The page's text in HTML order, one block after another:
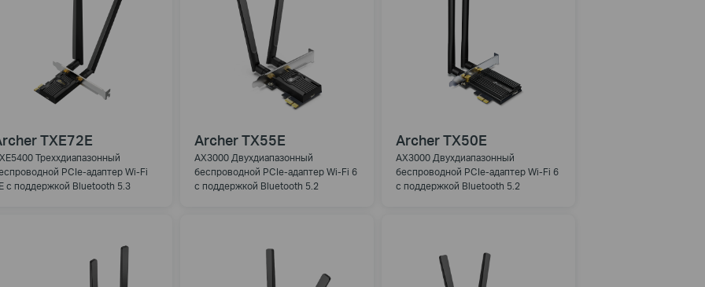
TXE72E
Треххдиапазонный
PCIe-адаптер Wi-Fi
с поддержкой Bluetooth 5.3
Archer TX55E
AX3000 Двухдиапазонный
беспроводной PCIe-адаптер Wi-Fi 6
с поддержкой Bluetooth 5.2
Archer TX50E
AX3000 Двухдиапазонный
беспроводной PCIe-адаптер Wi-Fi 6
с поддержкой Bluetooth 5.2